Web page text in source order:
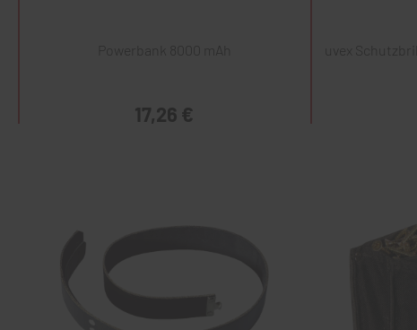
Powerbank 8000 mAh
17,26 €
uvex